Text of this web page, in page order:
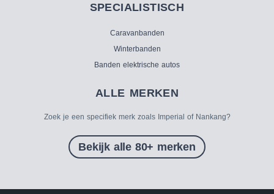
SPECIALISTISCH
Caravanbanden
Winterbanden
Banden elektrische autos
ALLE MERKEN
Zoek je een specifiek merk zoals Imperial of Nankang?
Bekijk alle 80+ merken